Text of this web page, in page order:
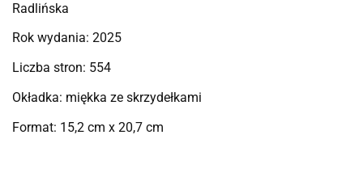
Radlińska
Rok wydania: 2025
Liczba stron: 554
Okładka: miękka ze skrzydełkami
Format: 15,2 cm x 20,7 cm